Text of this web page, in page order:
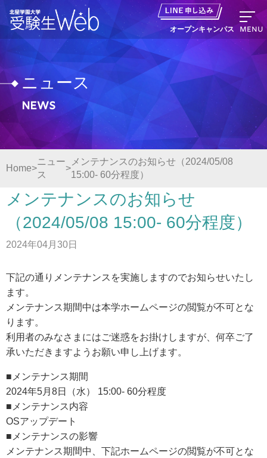
オープンキャンパス MENU
資料請求
出願の流れ
オープンキャンパス LINE申し込み
ニュース
デジタルパンフレット
アクセス
お問い合わせ
サイトマップ
入試情報
入試イベント
ニュース
News
Home
ニュー
ス
メンテナンスのお知らせ（2024/05/08
15:00- 60分程度）
メンテナンスのお知らせ
（2024/05/08 15:00- 60分程度）
2024年04月30日
下記の通りメンテナンスを実施しますのでお知らせいたし
ます。
メンテナンス期間中は本学ホームページの閲覧が不可とな
ります。
利用者のみなさまにはご迷惑をお掛けしますが、何卒ご了
承いただきますようお願い申し上げます。
■メンテナンス期間
2024年5月8日（水） 15:00- 60分程度
■メンテナンス内容
OSアップデート
■メンテナンスの影響
メンテナンス期間中、下記ホームページの閲覧が不可とな